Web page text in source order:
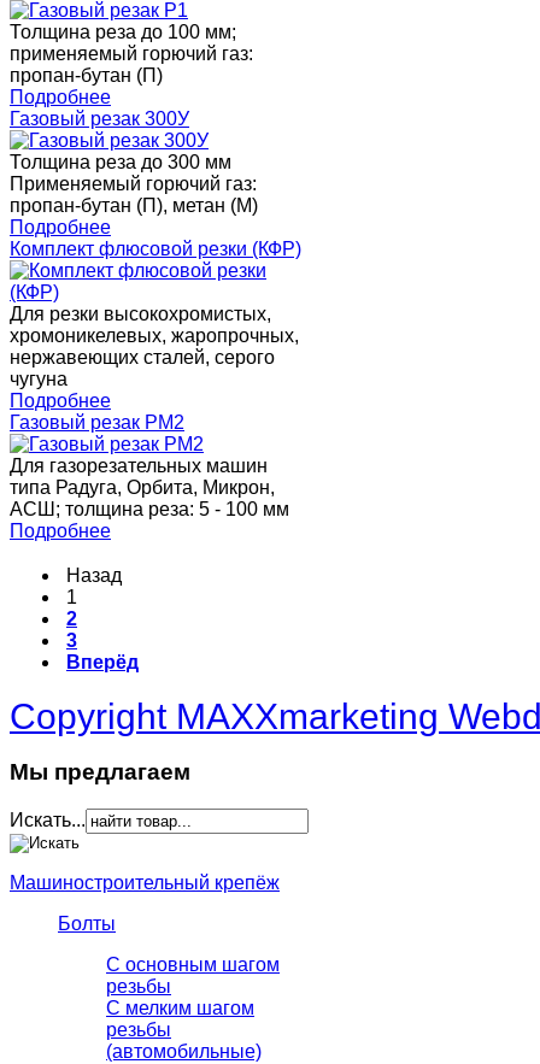
Толщина реза до 100 мм;
применяемый горючий газ:
пропан-бутан (П)
Подробнее
Газовый резак 300У
Толщина реза до 300 мм
Применяемый горючий газ:
пропан-бутан (П), метан (М)
Подробнее
Комплект флюсовой резки (КФР)
Для резки высокохромистых,
хромоникелевых, жаропрочных,
нержавеющих сталей, серого
чугуна
Подробнее
Газовый резак РМ2
Для газорезательных машин
типа Радуга, Орбита, Микрон,
АСШ; толщина реза: 5 - 100 мм
Подробнее
Назад
1
2
3
Вперёд
Copyright MAXXmarketing
Мы предлагаем
Искать...
Машиностроительный крепёж
Болты
С основным шагом
резьбы
C мелким шагом
резьбы
(автомобильные)